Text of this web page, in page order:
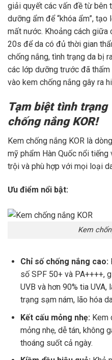
giải quyết các vấn đề từ bên
dưỡng ẩm để “khóa ẩm”,
mất nước. Khoảng cách
20s để da có đủ thời gian
chống nắng, tình trạng da bị
các lớp dưỡng trước đã thấm
vào kem chống nắng gây ra
Tạm biệt tình trạng
chống nắng KOR!
Kem chống nắng KOR là
mỹ phẩm Hàn Quốc nổi
trội và phù hợp với mọi loại
Ưu điểm nổi bật:
Kem
Chỉ số chống nắng cao:
số SPF 50+ và PA++++,
UVB và hơn 90% tia UVA,
trạng sạm nám, lão hóa
Kết cấu mỏng nhẹ: Kem
mỏng nhẹ, dễ tán, không
thoáng suốt cả ngày.